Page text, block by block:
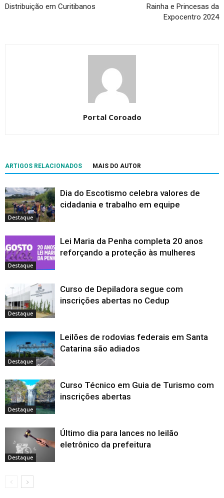
Distribuição em Curitibanos
Rainha e Princesas da
Expocentro 2024
Portal Coroado
ARTIGOS RELACIONADOS MAIS DO AUTOR
Destaque
Dia do Escotismo celebra valores de
cidadania e trabalho em equipe
Destaque
Lei Maria da Penha completa 20 anos
reforçando a proteção às mulheres
Destaque
Curso de Depiladora segue com
inscrições abertas no Cedup
Destaque
Leilões de rodovias federais em Santa
Catarina são adiados
Destaque
Curso Técnico em Guia de Turismo com
inscrições abertas
Destaque
Último dia para lances no leilão
eletrônico da prefeitura